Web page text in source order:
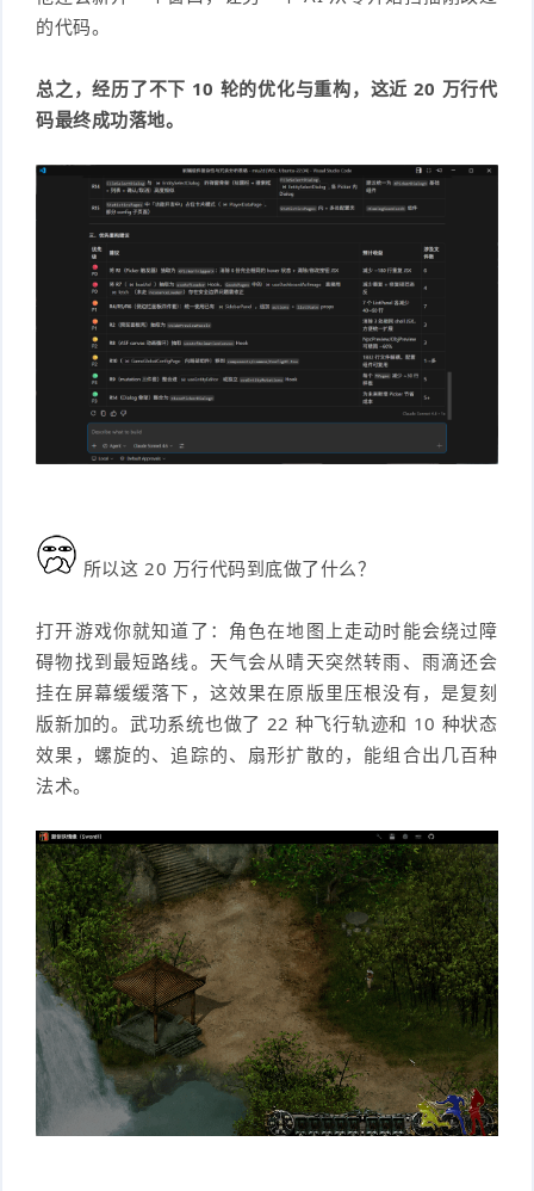
的代码。
总之，经历了不下 10 轮的优化与重构，这近 20 万行代
码最终成功落地。
所以这 20 万行代码到底做了什么？
打开游戏你就知道了：角色在地图上走动时能会绕过障
碍物找到最短路线。天气会从晴天突然转雨、雨滴还会
挂在屏幕缓缓落下，这效果在原版里压根没有，是复刻
版新加的。武功系统也做了 22 种飞行轨迹和 10 种状态
效果，螺旋的、追踪的、扇形扩散的，能组合出几百种
法术。